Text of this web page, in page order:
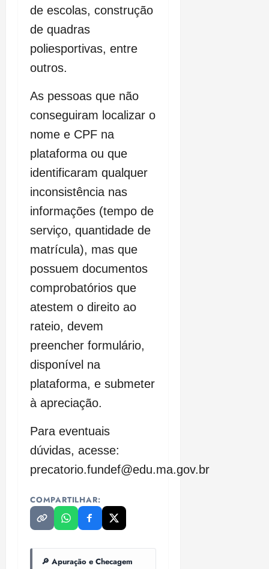
de escolas, construção
de quadras
poliesportivas, entre
outros.
As pessoas que não
conseguiram localizar o
nome e CPF na
plataforma ou que
identificaram qualquer
inconsistência nas
informações (tempo de
serviço, quantidade de
matrícula), mas que
possuem documentos
comprobatórios que
atestem o direito ao
rateio, devem
preencher formulário,
disponível na
plataforma, e submeter
à apreciação.
Para eventuais
dúvidas, acesse:
precatorio.fundef@edu.ma.gov.br
COMPARTILHAR:
🔎 Apuração e Checagem